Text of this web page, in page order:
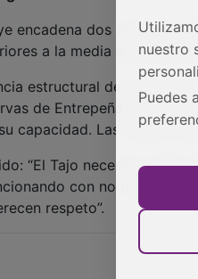
encadena dos años
a la media de la
estructural de
de Entrepeñas y
capacidad. Las nuevas
“El Tajo necesita
con normas
respeto”.
nuestro
Puedes